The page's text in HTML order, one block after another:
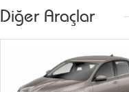
Diğer Araçlar